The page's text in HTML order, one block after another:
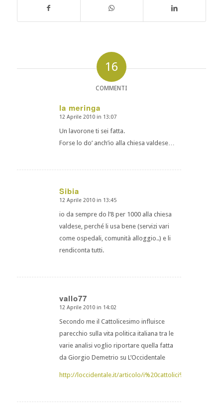
16
COMMENTI
la meringa
dice:
12 Aprile 2010 in 13:07
Un lavorone ti sei fatta.
Forse lo do’ anch’io alla chiesa valdese…
Sibia
dice:
12 Aprile 2010 in 13:45
io da sempre do l’8 per 1000 alla chiesa
valdese, perché li usa bene (servizi vari
come ospedali, comunità alloggio..) e li
rendiconta tutti.
vallo77
dice:
12 Aprile 2010 in 14:02
Secondo me il Cattolicesimo influisce
parecchio sulla vita politica italiana tra le
varie analisi voglio riportare quella fatta
da Giorgio Demetrio su L’Occidentale
http://loccidentale.it/articolo/